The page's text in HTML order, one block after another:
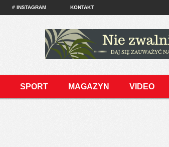
# INSTAGRAM KONTAKT
SPORT MAGAZYN VIDEO